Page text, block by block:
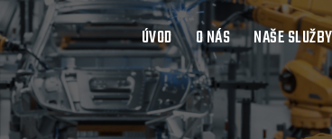
ÚVOD O NÁS NAŠE SLUŽBY